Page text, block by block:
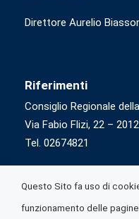
Direttore Aurelio
Riferimenti
Consiglio Regionale
Via Fabio Flizi, 22 –
Tel. 02674821
Questo Sito fa uso di
funzionamento delle